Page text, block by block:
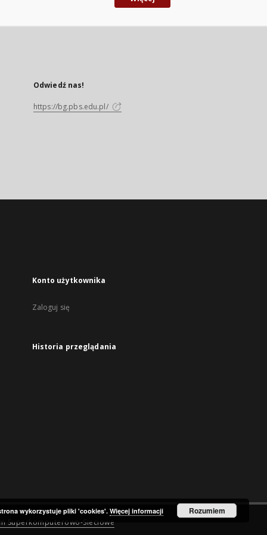
Odwiedź nas!
https://bg.pbs.edu.pl/
Konto użytkownika
Zaloguj się
Historia przeglądania
Superkomputerowo-Sieciowe
wykorzystuje pliki 'cookies'.Więcej informacji Rozumiem